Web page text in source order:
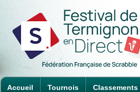
Accueil Tournois Classements